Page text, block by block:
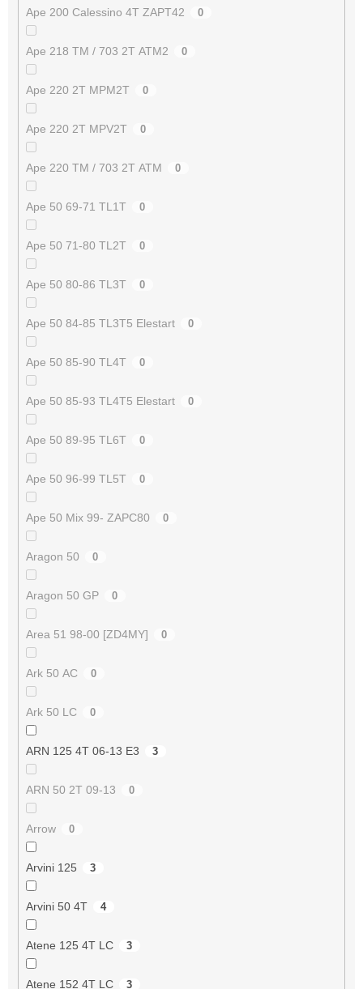
Ape 200 Calessino 4T ZAPT42 0
Ape 218 TM / 703 2T ATM2 0
Ape 220 2T MPM2T 0
Ape 220 2T MPV2T 0
Ape 220 TM / 703 2T ATM 0
Ape 50 69-71 TL1T 0
Ape 50 71-80 TL2T 0
Ape 50 80-86 TL3T 0
Ape 50 84-85 TL3T5 Elestart 0
Ape 50 85-90 TL4T 0
Ape 50 85-93 TL4T5 Elestart 0
Ape 50 89-95 TL6T 0
Ape 50 96-99 TL5T 0
Ape 50 Mix 99- ZAPC80 0
Aragon 50 0
Aragon 50 GP 0
Area 51 98-00 [ZD4MY] 0
Ark 50 AC 0
Ark 50 LC 0
ARN 125 4T 06-13 E3 3
ARN 50 2T 09-13 0
Arrow 0
Arvini 125 3
Arvini 50 4T 4
Atene 125 4T LC 3
Atene 152 4T LC 3